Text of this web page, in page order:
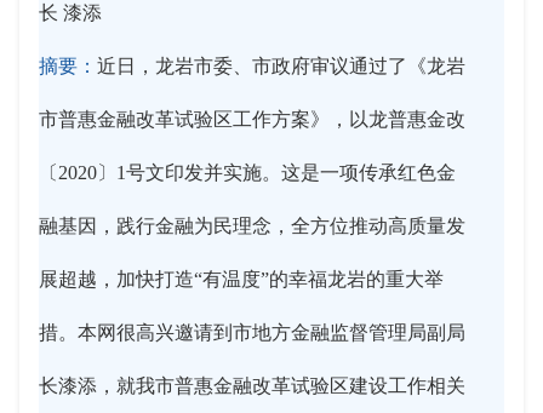
长 漆添
摘要： 近日，龙岩市委、市政府审议通过了《龙岩
市普惠金融改革试验区工作方案》，以龙普惠金改
〔2020〕1号文印发并实施。这是一项传承红色金
融基因，践行金融为民理念，全方位推动高质量发
展超越，加快打造“有温度”的幸福龙岩的重大举
措。本网很高兴邀请到市地方金融监督管理局副局
长漆添，就我市普惠金融改革试验区建设工作相关